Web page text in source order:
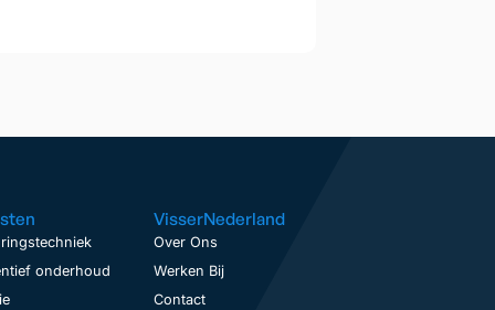
onderhoud
VisserNederland
Over Ons
Werken Bij
Contact